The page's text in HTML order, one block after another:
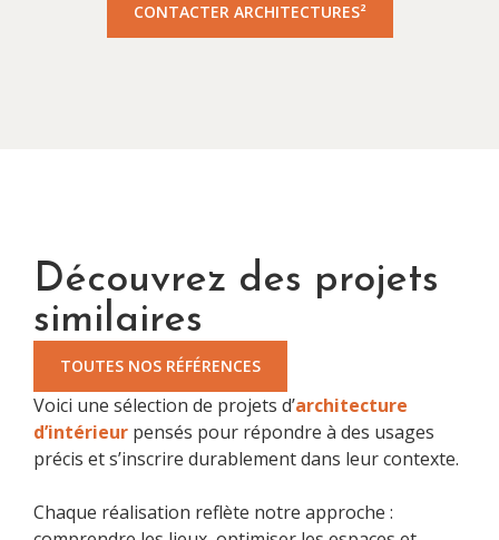
CONTACTER ARCHITECTURES²
Découvrez des projets
similaires
TOUTES NOS RÉFÉRENCES
Voici une sélection de projets d’architecture
d’intérieur pensés pour répondre à des usages
précis et s’inscrire durablement dans leur contexte.
Chaque réalisation reflète notre approche :